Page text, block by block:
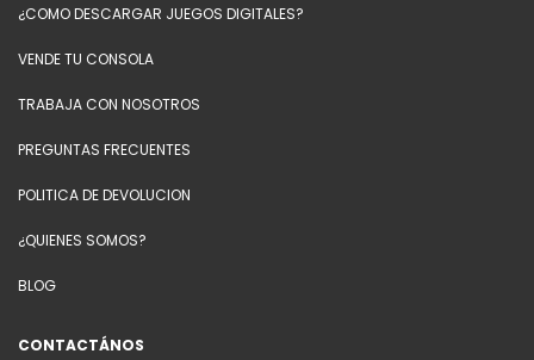
¿COMO DESCARGAR JUEGOS DIGITALES?
VENDE TU CONSOLA
TRABAJA CON NOSOTROS
PREGUNTAS FRECUENTES
POLITICA DE DEVOLUCION
¿QUIENES SOMOS?
BLOG
CONTACTÁNOS